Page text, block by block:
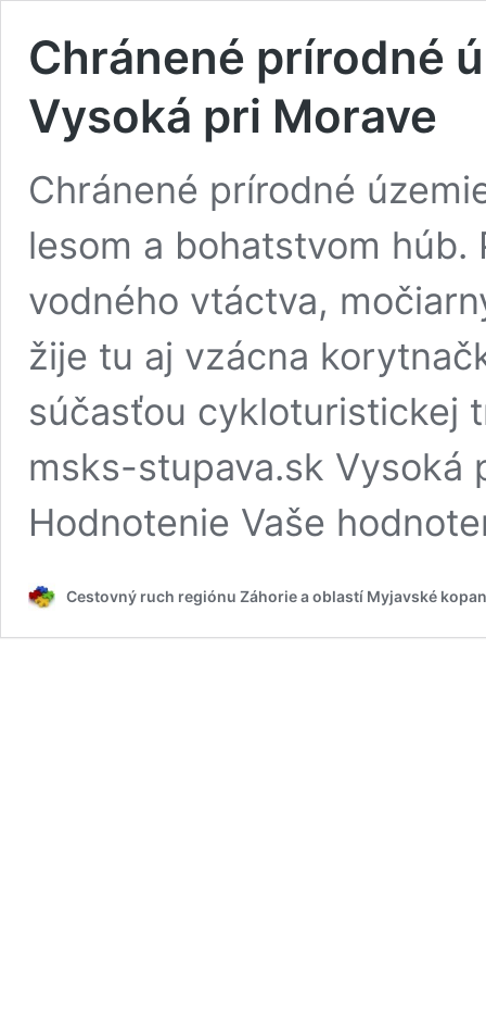
Chránené prírodné
Vysoká pri Morave
Chránené prírodné
lesom a bohatstvom
vodného vtáctva,
žije tu aj vzácna
súčasťou cykloturistickej
msks-stupava.sk Vysoká
Hodnotenie Vaše
Cestovný ruch regiónu Záhorie a oblastí Myjavské